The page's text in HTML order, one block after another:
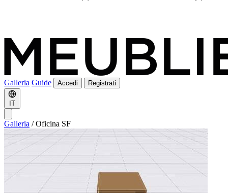
Galleria Guide Accedi Registrati
IT
Galleria / Oficina SF